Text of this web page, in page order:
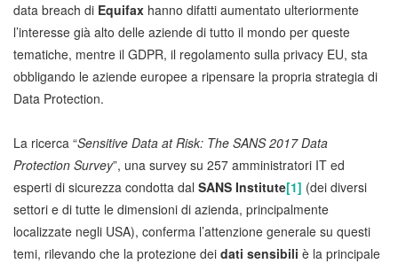
data breach di Equifax hanno difatti aumentato ulteriormente
l’interesse già alto delle aziende di tutto il mondo per queste
tematiche, mentre il GDPR, il regolamento sulla privacy EU, sta
obbligando le aziende europee a ripensare la propria strategia di
Data Protection.
La ricerca “Sensitive Data at Risk: The SANS 2017 Data
Protection Survey”, una survey su 257 amministratori IT ed
esperti di sicurezza condotta dal SANS Institute[1] (dei diversi
settori e di tutte le dimensioni di azienda, principalmente
localizzate negli USA), conferma l’attenzione generale su questi
temi, rilevando che la protezione dei dati sensibili è la principale